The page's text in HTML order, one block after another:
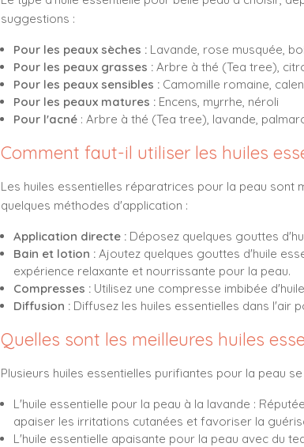
suggestions :
Pour les peaux sèches : Lavande, rose musquée,
Pour les peaux grasses : Arbre à thé (Tea tree),
Pour les peaux sensibles : Camomille romaine,
Pour les peaux matures : Encens, myrrhe, néroli
Pour l'acné : Arbre à thé (Tea tree), lavande,
Comment faut-il utiliser les huiles
Les huiles essentielles réparatrices pour la peau sont
quelques méthodes d'application :
Application directe : Déposez quelques gouttes
Bain et lotion : Ajoutez quelques gouttes d'huile
expérience relaxante et nourrissante pour la peau.
Compresses : Utilisez une compresse imbibée
Diffusion : Diffusez les huiles essentielles dans
Quelles sont les meilleures huiles
Plusieurs huiles essentielles purifiantes pour la peau
L'huile essentielle pour la peau à la lavande :
apaiser les irritations cutanées et favoriser la
L'huile essentielle apaisante pour la peau avec du